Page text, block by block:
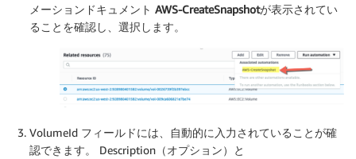
メーションドキュメント AWS-CreateSnapshotが表示されてい
ることを確認し、選択します。
VolumeId フィールドには、自動的に入力されていることが確
認できます。 Description（オプション）と